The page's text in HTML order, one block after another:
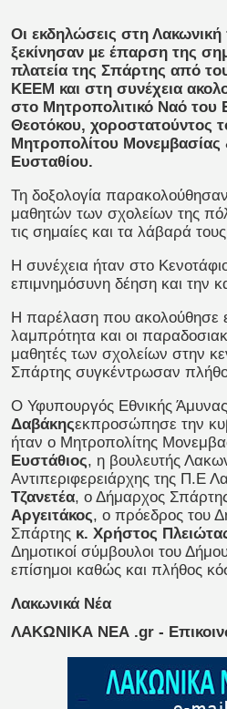
Οι εκδηλώσεις στη
ξεκίνησαν με έπαρση της
πλατεία της Σπάρτης από
ΚΕΕΜ και στη συνέχεια
στο Μητροπολιτικό Ναό του
Θεοτόκου, χοροστατούντος
Μητροπολίτου
Ευσταθίου.
Τη δοξολογία
μαθητών των σχολείων της
τις σημαίες και τα λάβαρά
Η συνέχεια ήταν στο
επιμνημόσυνη δέηση και την
Η παρέλαση που ακολούθησε
λαμπρότητα και οι
μαθητές των σχολείων στην
Σπάρτης συγκέντρωσαν
Ο Υφυπουργός Εθνικής Άμυνας
Δαβάκηςεκπροσώπησε την
ήταν ο Μητροπολίτης
Ευστάθιος, η βουλευτής
Αντιπεριφερειάρχης της Π.Ε
Τζανετέα, ο Δήμαρχος
Αργειτάκος, ο πρόεδρος του
Σπάρτης κ. Χρήστος
Δημοτικοί σύμβουλοι του
επίσημοι καθώς και πλήθος
Λακωνικά Νέα
ΛΑΚΩΝΙΚΑ ΝΕΑ .gr -